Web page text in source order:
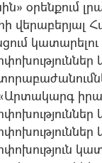
օրենքում
վերաբերյալ